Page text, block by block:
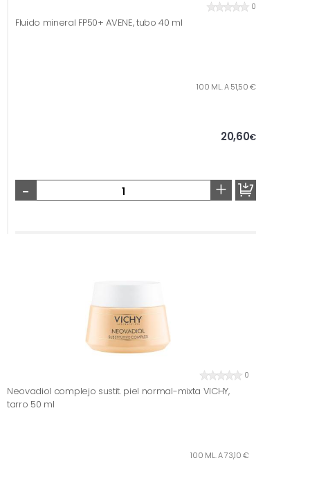
0
Fluido mineral FP50+ AVENE, tubo 40 ml
100 ML. A 51,50 €
20,60€
- +
0
Neovadiol complejo sustit. piel normal-mixta VICHY,
tarro 50 ml
100 ML. A 73,10 €